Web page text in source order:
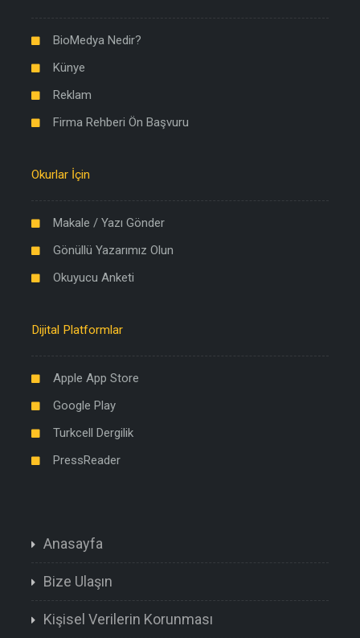
BioMedya Nedir?
Künye
Reklam
Firma Rehberi Ön Başvuru
Okurlar İçin
Makale / Yazı Gönder
Gönüllü Yazarımız Olun
Okuyucu Anketi
Dijital Platformlar
Apple App Store
Google Play
Turkcell Dergilik
PressReader
Anasayfa
Bize Ulaşın
Kişisel Verilerin Korunması